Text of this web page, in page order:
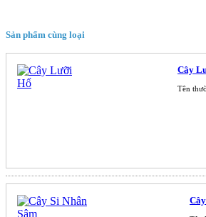
Sản phẩm cùng loại
Cây
Tên